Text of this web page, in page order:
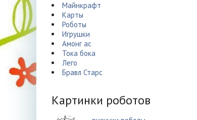
Майнкрафт
Карты
Роботы
Игрушки
Амонг ас
Тока бока
Лего
Бравл Старс
Картинки роботов